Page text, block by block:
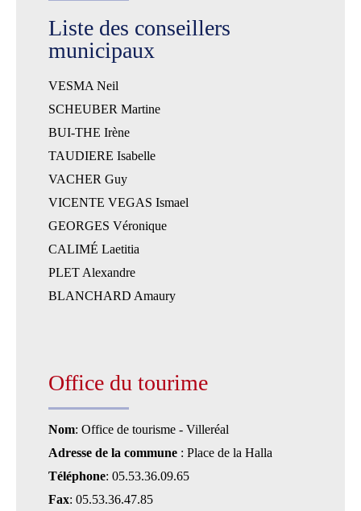
Liste des conseillers
municipaux
VESMA Neil
SCHEUBER Martine
BUI-THE Irène
TAUDIERE Isabelle
VACHER Guy
VICENTE VEGAS Ismael
GEORGES Véronique
CALIMÉ Laetitia
PLET Alexandre
BLANCHARD Amaury
Office du tourime
Nom: Office de tourisme - Villeréal
Adresse de la commune : Place de la Halla
Téléphone: 05.53.36.09.65
Fax: 05.53.36.47.85